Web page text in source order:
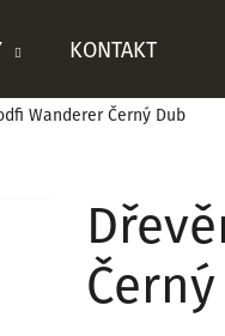
KONTAKT
Wanderer Černý Dub
HLEDAT